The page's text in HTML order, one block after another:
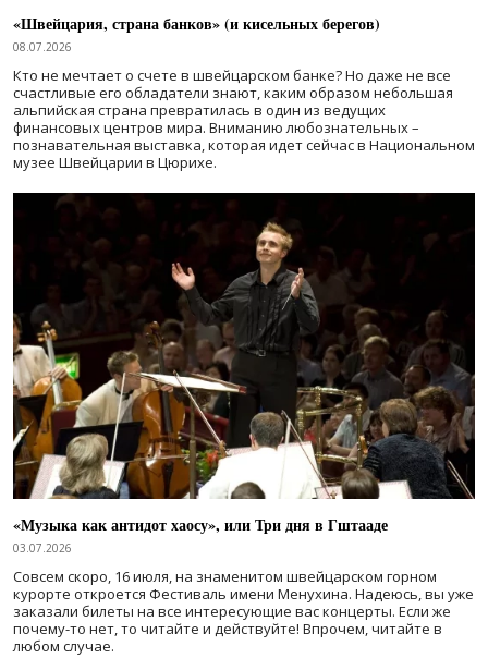
«Швейцария, страна банков» (и кисельных берегов)
08.07.2026
Кто не мечтает о счете в швейцарском банке? Но даже не все
счастливые его обладатели знают, каким образом небольшая
альпийская страна превратилась в один из ведущих
финансовых центров мира. Вниманию любознательных –
познавательная выставка, которая идет сейчас в Национальном
музее Швейцарии в Цюрихе.
«Музыка как антидот хаосу», или Три дня в Гштааде
03.07.2026
Совсем скоро, 16 июля, на знаменитом швейцарском горном
курорте откроется Фестиваль имени Менухина. Надеюсь, вы уже
заказали билеты на все интересующие вас концерты. Если же
почему-то нет, то читайте и действуйте! Впрочем, читайте в
любом случае.